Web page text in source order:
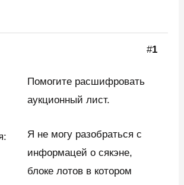
#1
Помогите расшифровать
аукционный лист.
Я не могу разобраться с
информацей о сякэне,
блоке лотов в котором